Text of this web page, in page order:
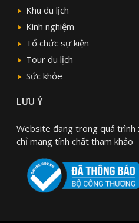
Khu du lịch
Kinh nghiệm
Tổ chức sự kiện
Tour du lịch
Sức khỏe
LƯU Ý
Website đang trong quá
chỉ mang tính chất tham khảo